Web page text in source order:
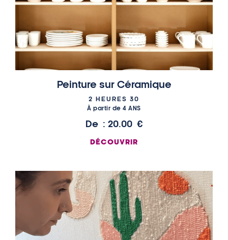
Peinture sur Céramique
2 HEURES 30
À partir de 4 ANS
De : 20.00 €
DÉCOUVRIR